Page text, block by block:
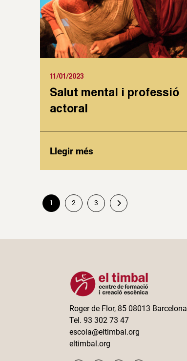
11/01/2023
Salut mental i professió
actoral
Llegir més
Paginació
de
entrades
1 2 3
Roger de Flor, 85 08013 Barcelona
Tel. 93 302 73 47
escola@eltimbal.org
eltimbal.org